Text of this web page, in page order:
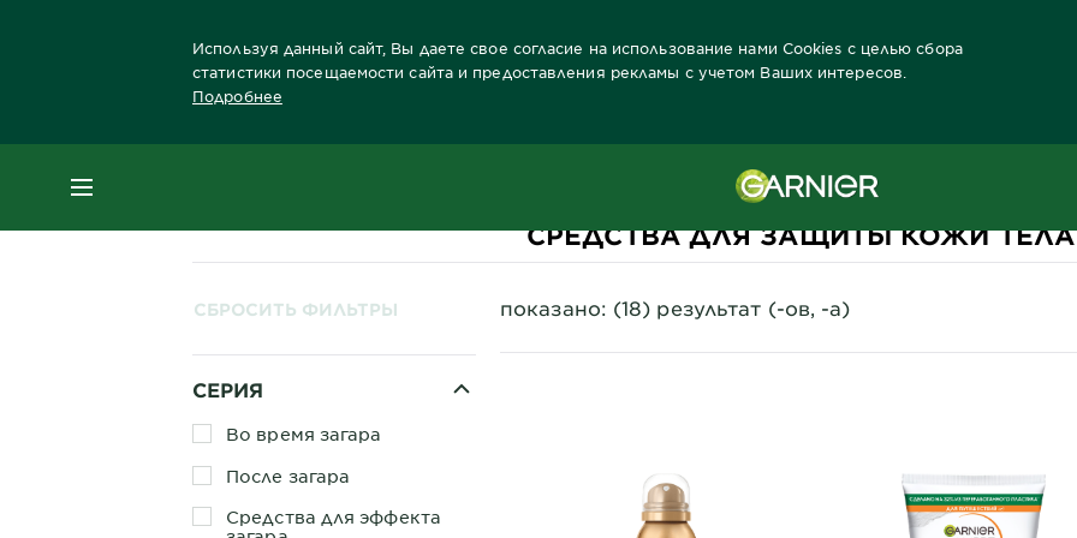
Используя данный сайт, Вы даете свое согласие на использование нами Cookies с целью сбора
статистики посещаемости сайта и предоставления рекламы с учетом Ваших интересов.
Подробнее
МЕНЮ
СРЕДСТВА ДЛЯ ЗАЩИТЫ КОЖИ ТЕЛА
СБРОСИТЬ ФИЛЬТРЫ
СЕРИЯ
Во время загара
После загара
Средства для эффекта
показано: (18) результат (-ов, -а)